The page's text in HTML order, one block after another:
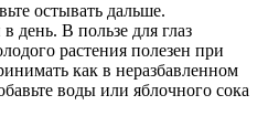
остывать дальше.
день. В пользе для глаз
растения полезен при
как в неразбавленном
воды или яблочного сока